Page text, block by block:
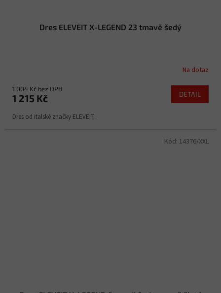
Dres ELEVEIT X-LEGEND 23 tmavě šedý
Na dotaz
1 004 Kč bez DPH
1 215 Kč DETAIL
Dres od italské značky ELEVEIT.
Kód: 14376/XXL